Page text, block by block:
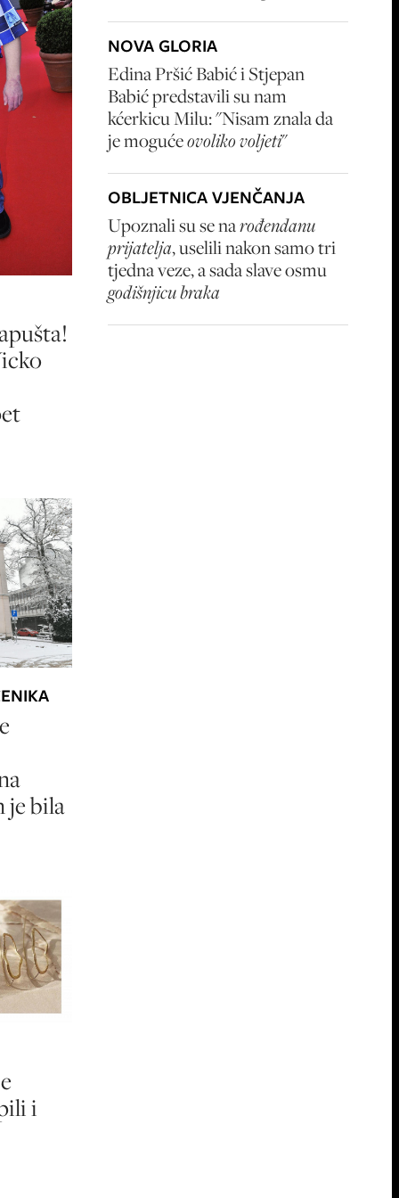
je bila
i
NOVA GLORIA
Edina Pršić Babić i Stjepan
Babić predstavili su nam
kćerkicu Milu: "Nisam znala da
je mogućeovoliko voljeti"
OBLJETNICA VJENČANJA
Upoznali su se narođendanu
prijatelja, uselili nakon samo tri
tjedna veze, a sada slave osmu
godišnjicu braka